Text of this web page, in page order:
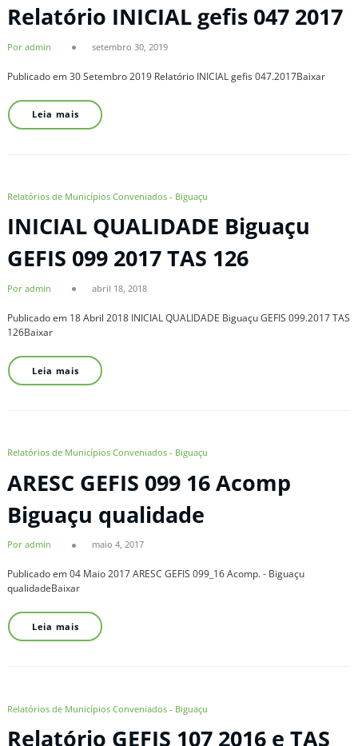
Relatório INICIAL gefis 047 2017
Por admin setembro 30, 2019
Publicado em 30 Setembro 2019 Relatório INICIAL gefis 047.2017Baixar
Leia mais
Relatórios de Municípios Conveniados - Biguaçu
INICIAL QUALIDADE Biguaçu
GEFIS 099 2017 TAS 126
Por admin abril 18, 2018
Publicado em 18 Abril 2018 INICIAL QUALIDADE Biguaçu GEFIS 099.2017 TAS
126Baixar
Leia mais
Relatórios de Municípios Conveniados - Biguaçu
ARESC GEFIS 099 16 Acomp
Biguaçu qualidade
Por admin maio 4, 2017
Publicado em 04 Maio 2017 ARESC GEFIS 099_16 Acomp. - Biguaçu
qualidadeBaixar
Leia mais
Relatórios de Municípios Conveniados - Biguaçu
Relatório GEFIS 107 2016 e TAS